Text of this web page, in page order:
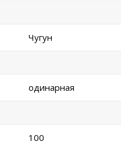
Чугун
одинарная
100